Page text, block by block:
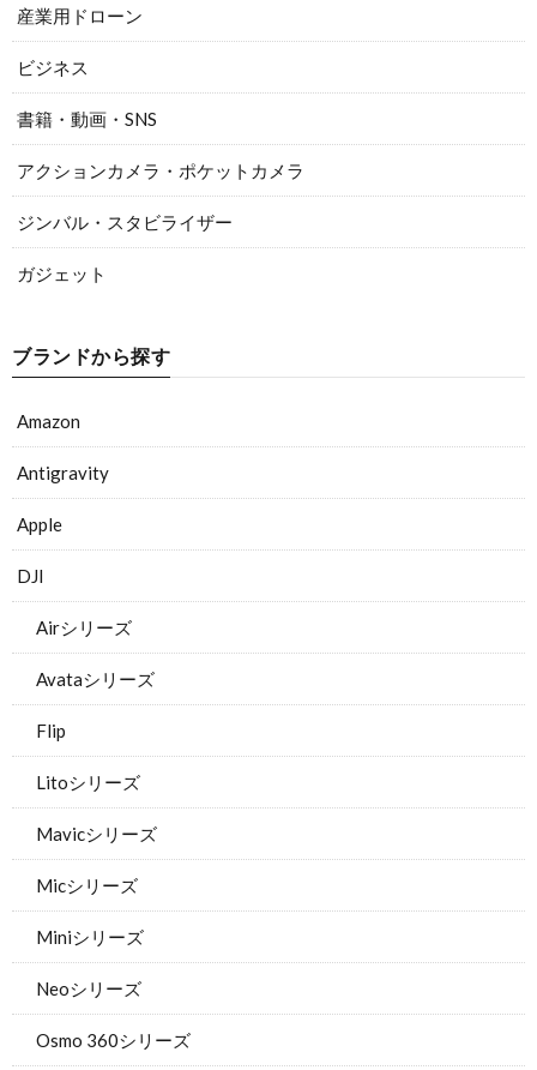
産業用ドローン
ビジネス
書籍・動画・SNS
アクションカメラ・ポケットカメラ
ジンバル・スタビライザー
ガジェット
ブランドから探す
Amazon
Antigravity
Apple
DJI
Airシリーズ
Avataシリーズ
Flip
Litoシリーズ
Mavicシリーズ
Micシリーズ
Miniシリーズ
Neoシリーズ
Osmo 360シリーズ